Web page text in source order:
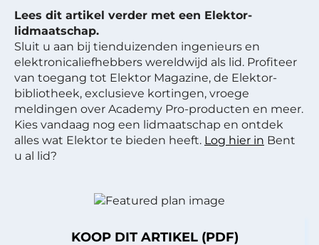
Lees dit artikel verder met een Elektor-
lidmaatschap.
Sluit u aan bij tienduizenden ingenieurs en
elektronicaliefhebbers wereldwijd als lid. Profiteer
van toegang tot Elektor Magazine, de Elektor-
bibliotheek, exclusieve kortingen, vroege
meldingen over Academy Pro-producten en meer.
Kies vandaag nog een lidmaatschap en ontdek
alles wat Elektor te bieden heeft. Log hier in Bent
u al lid?
KOOP DIT ARTIKEL (PDF)